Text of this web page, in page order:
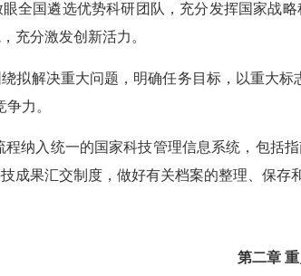
遴选优势科研团队，充分发挥国家战略
充分激发创新活力。
决重大问题，明确任务目标，以重大标
力。
入统一的国家科技管理信息系统，包括
成果汇交制度，做好有关档案的整理、保存
第二章